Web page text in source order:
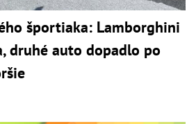
športiaka: Lamborghini
druhé auto dopadlo po